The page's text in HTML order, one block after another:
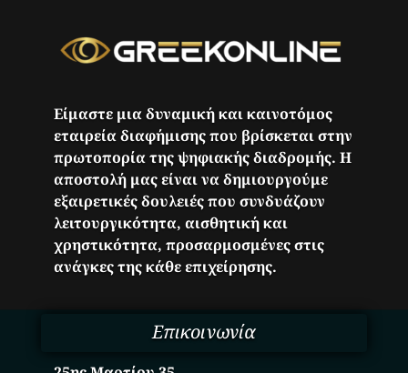
Είμαστε μια δυναμική και καινοτόμος
εταιρεία διαφήμισης που βρίσκεται στην
πρωτοπορία της ψηφιακής διαδρομής. Η
αποστολή μας είναι να δημιουργούμε
εξαιρετικές δουλειές που συνδυάζουν
λειτουργικότητα, αισθητική και
χρηστικότητα, προσαρμοσμένες στις
ανάγκες της κάθε επιχείρησης.
Επικοινωνία